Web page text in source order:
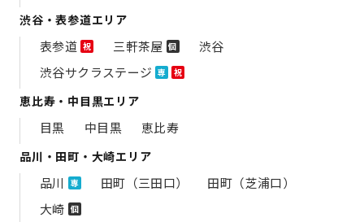
渋谷・表参道エリア
表参道 祝 三軒茶屋 個
渋谷
渋谷サクラステージ 専 祝
恵比寿・中目黒エリア
目黒 中目黒 恵比寿
品川・田町・大崎エリア
品川 専 田町（三田口）
田町（芝浦口）
大崎 個